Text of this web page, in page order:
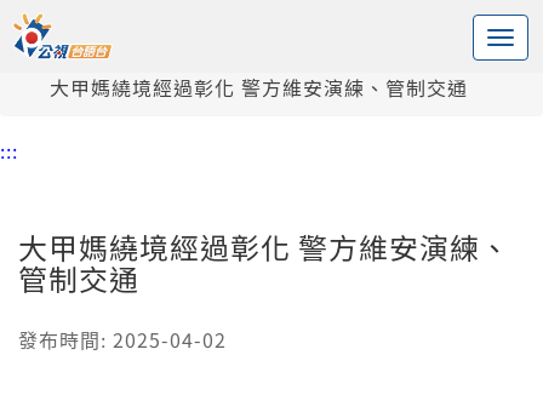
中央內容區塊
頭頁
大甲媽繞境經過彰化 警方維安演練、管制交通
:::
大甲媽繞境經過彰化 警方維安演練、
管制交通
發布時間: 2025-04-02